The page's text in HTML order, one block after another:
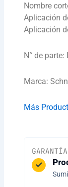
Nombre
Aplicación
Aplicación
N° de parte:
Marca:
Más